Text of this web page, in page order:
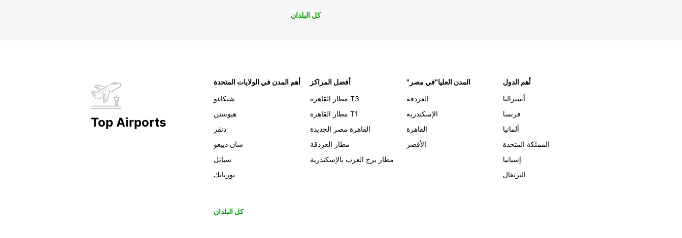
كل البلدان
Top Airports
أهم المدن في الولايات المتحدة
شيكاغو
هيوستن
دنفر
سان دييغو
سياتل
بوربانك
أفضل المراكز
مطار القاهرة T3
مطار القاهرة T1
القاهرة مصر الجديدة
مطار الغردقة
مطار برج العرب بالإسكندرية
"المدن العليا"في مصر
الغردقة
الإسكندرية
القاهرة
الأقصر
أهم الدول
أستراليا
فرنسا
ألمانيا
المملكة المتحدة
إسبانيا
البرتغال
كل البلدان